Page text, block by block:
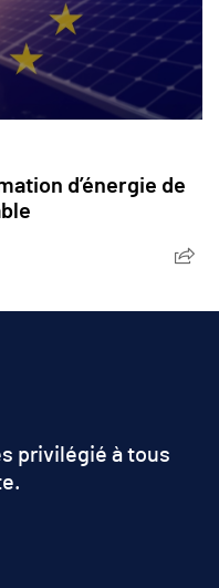
d’énergie de
privilégié à tous